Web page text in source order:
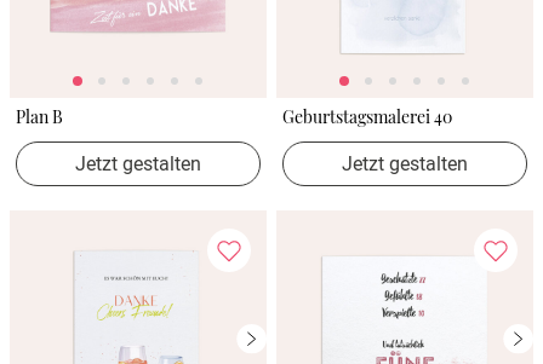
Plan B
Jetzt gestalten
Geburtstagsmalerei 40
Jetzt gestalten